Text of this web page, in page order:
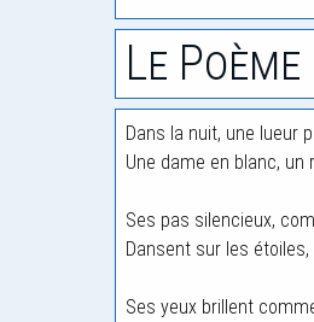
Le Poème
Dans la nuit, une lueur
Une dame en blanc, un
Ses pas silencieux,
Dansent sur les
Ses yeux brillent